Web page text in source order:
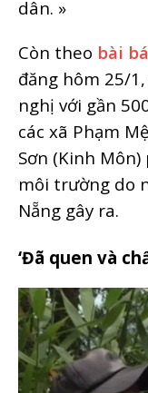
dân. »
Còn theo bài
đăng hôm 25/
nghị với gần
các xã Phạm
Sơn (Kinh
môi trường do
Nẵng gây ra.
‘Đã quen và